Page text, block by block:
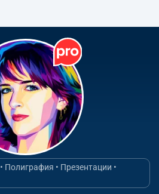
Полиграфия • Презентации •